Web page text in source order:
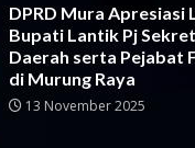
DPRD Mura Apresiasi
Bupati Lantik Pj
Daerah serta Pejabat
di Murung Raya
13 November 2025